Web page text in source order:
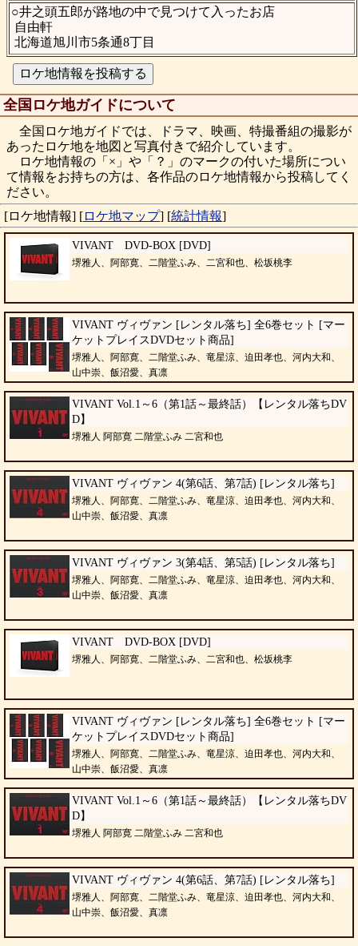
○井之頭五郎が路地の中で見つけて入ったお店
自由軒
北海道旭川市5条通8丁目
全国ロケ地ガイドについて
全国ロケ地ガイドでは、ドラマ、映画、特撮番組の撮影が
あったロケ地を地図と写真付きで紹介しています。
ロケ地情報の「×」や「？」のマークの付いた場所につい
て情報をお持ちの方は、各作品のロケ地情報から投稿してく
ださい。
[ロケ地情報] [ロケ地マップ] [統計情報]
VIVANT DVD-BOX [DVD]
堺雅人、阿部寛、二階堂ふみ、二宮和也、松坂桃李
VIVANT ヴィヴァン [レンタル落ち] 全6巻セット [マー
ケットプレイスDVDセット商品]
堺雅人、阿部寛、二階堂ふみ、竜星涼、迫田孝也、河内大和、
山中崇、飯沼愛、真凛
VIVANT Vol.1～6（第1話～最終話）【レンタル落ちDV
D】
堺雅人 阿部寛 二階堂ふみ 二宮和也
VIVANT ヴィヴァン 4(第6話、第7話) [レンタル落ち]
堺雅人、阿部寛、二階堂ふみ、竜星涼、迫田孝也、河内大和、
山中崇、飯沼愛、真凛
VIVANT ヴィヴァン 3(第4話、第5話) [レンタル落ち]
堺雅人、阿部寛、二階堂ふみ、竜星涼、迫田孝也、河内大和、
山中崇、飯沼愛、真凛
VIVANT DVD-BOX [DVD]
堺雅人、阿部寛、二階堂ふみ、二宮和也、松坂桃李
VIVANT ヴィヴァン [レンタル落ち] 全6巻セット [マー
ケットプレイスDVDセット商品]
堺雅人、阿部寛、二階堂ふみ、竜星涼、迫田孝也、河内大和、
山中崇、飯沼愛、真凛
VIVANT Vol.1～6（第1話～最終話）【レンタル落ちDV
D】
堺雅人 阿部寛 二階堂ふみ 二宮和也
VIVANT ヴィヴァン 4(第6話、第7話) [レンタル落ち]
堺雅人、阿部寛、二階堂ふみ、竜星涼、迫田孝也、河内大和、
山中崇、飯沼愛、真凛